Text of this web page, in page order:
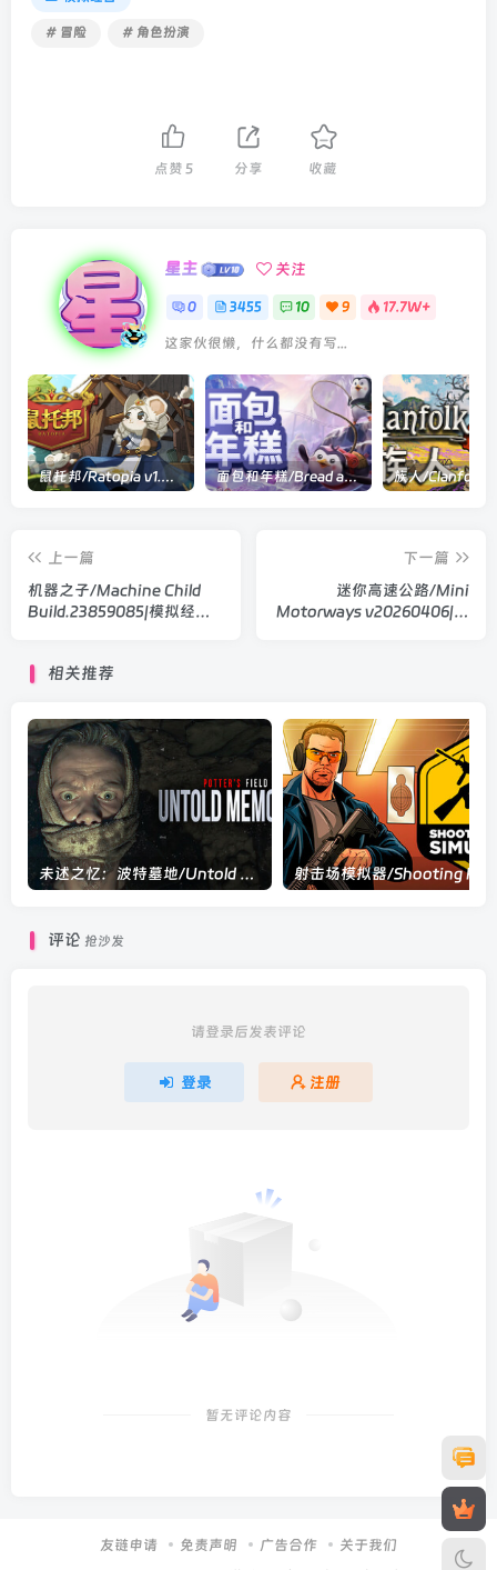
# 冒险 # 角色扮演
点赞 5 分享 收藏
星主 关注
0 3455 10 9 17.7W+
这家伙很懒，什么都没有写...
鼠托邦/Ratopia v1.0.0530|策略模拟|容量2.9GB|官方中文版 面包和年糕/Bread and Fred Build.21411256|动作冒险|容量1.1GB|官方中文版
上一篇
机器之子/Machine Child
Build.23859085|模拟经营|
下一篇
迷你高速公路/Mini
Motorways v20260406|模
相关推荐
未述之忆：波特墓地/Untold Memories: Potter’s Field Build.22303571|恐怖冒险|容量9.6GB|官方中文版
评论 抢沙发
请登录后发表评论
登录 注册
暂无评论内容
友链申请 免责声明 广告合作 关于我们